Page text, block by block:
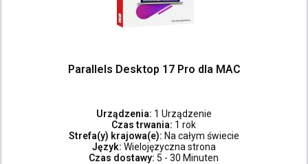
Parallels Desktop 17 Pro dla MAC
Urządzenia: 1 Urządzenie
Czas trwania: 1 rok
Strefa(y) krajowa(e): Na całym świecie
Język: Wielojęzyczna strona
Czas dostawy: 5 - 30 Minuten